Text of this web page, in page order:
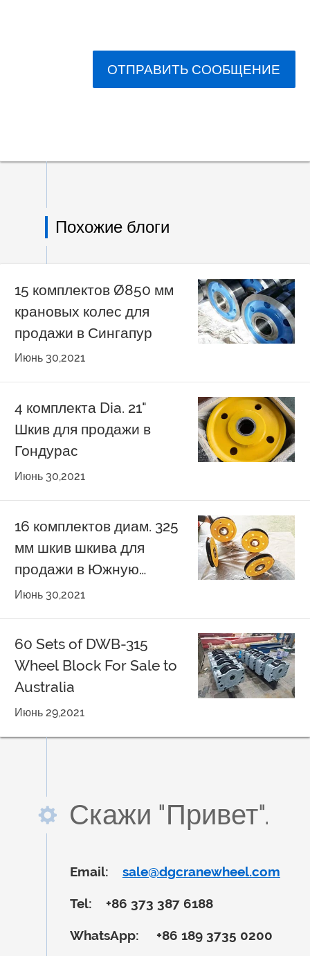
ОТПРАВИТЬ СООБЩЕНИЕ
Похожие блоги
15 комплектов Ø850 мм
крановых колес для
продажи в Сингапур
Июнь 30,2021
4 комплекта Dia. 21"
Шкив для продажи в
Гондурас
Июнь 30,2021
16 комплектов диам. 325
мм шкив шкива для
продажи в Южную
Корею
Июнь 30,2021
60 Sets of DWB-315
Wheel Block For Sale to
Australia
Июнь 29,2021
Скажи "Привет".
Email: sale@dgcranewheel.com
Tel: +86 373 387 6188
WhatsApp: +86 189 3735 0200